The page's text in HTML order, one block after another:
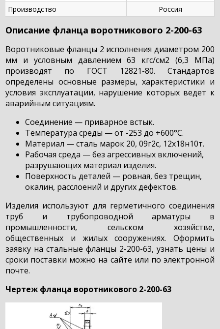
Производство
Россия
Описание фланца воротникового 2-200-63
Воротниковые фланцы 2 исполнения диаметром 200
мм и условным давлением 63 кгс/см2 (6,3 МПа)
производят по ГОСТ 12821-80. Стандартов
определены основные размеры, характеристики и
условия эксплуатации, нарушение которых ведет к
аварийным ситуациям.
Соединение — приварное встык.
Температура среды — от -253 до +600°С.
Материал — сталь марок 20, 09г2с, 12х18н10т.
Рабочая среда — без агрессивных включений,
разрушающих материал изделия.
Поверхность деталей — ровная, без трещин,
окалин, расслоений и других дефектов.
Изделия используют для герметичного соединения
труб и трубопроводной арматуры в
промышленности, сельском хозяйстве,
общественных и жилых сооружениях. Оформить
заявку на стальные фланцы 2-200-63, узнать цены и
сроки поставки можно на сайте или по электронной
почте.
Чертеж фланца воротникового 2-200-63